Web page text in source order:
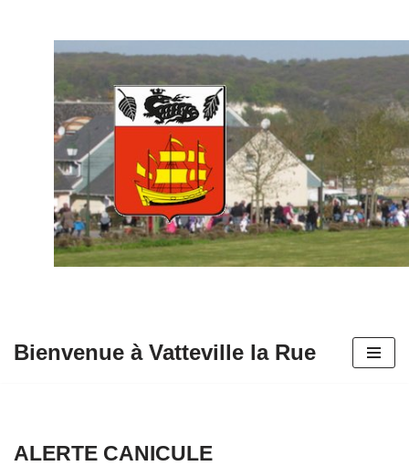
contenu
Bienvenue à Vatteville la Rue
ALERTE CANICULE